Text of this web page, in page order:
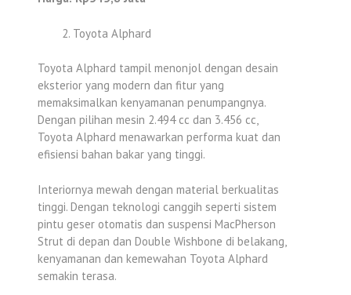
Toyota Alphard
Toyota Alphard tampil menonjol dengan desain
eksterior yang modern dan fitur yang
memaksimalkan kenyamanan penumpangnya.
Dengan pilihan mesin 2.494 cc dan 3.456 cc,
Toyota Alphard menawarkan performa kuat dan
efisiensi bahan bakar yang tinggi.
Interiornya mewah dengan material berkualitas
tinggi. Dengan teknologi canggih seperti sistem
pintu geser otomatis dan suspensi MacPherson
Strut di depan dan Double Wishbone di belakang,
kenyamanan dan kemewahan Toyota Alphard
semakin terasa.